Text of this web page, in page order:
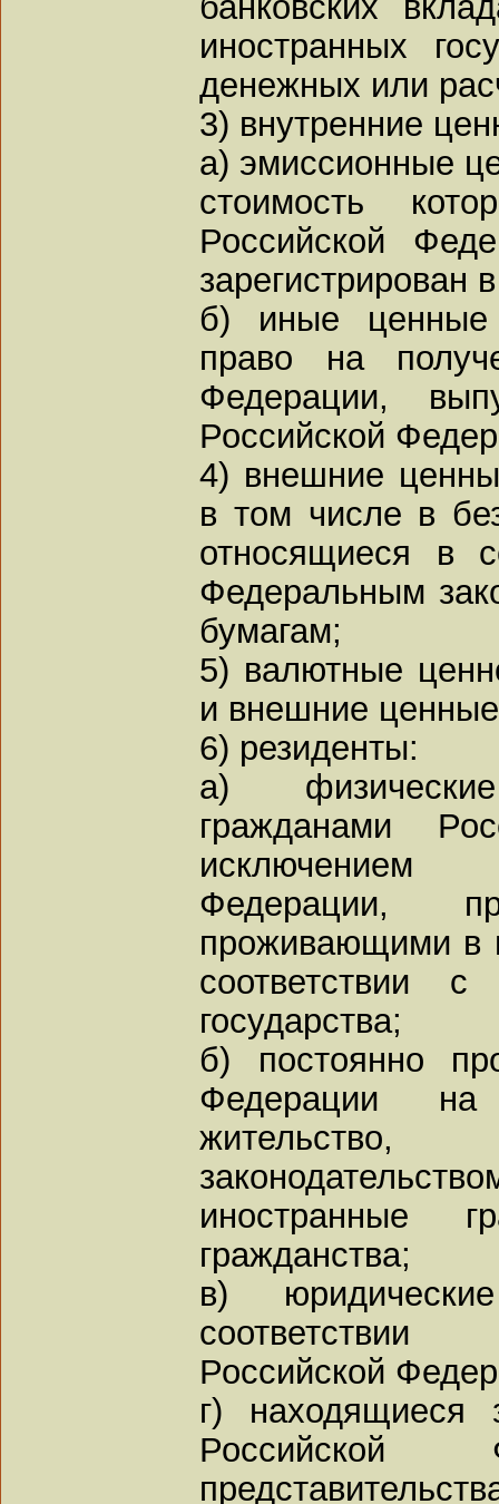
иностранных
денежных или
3) внутренние
а) эмиссионные
стоимость
Российской
зарегистрирован
б) иные ценные
право на
Федерации,
Российской
4) внешние
в том числе в
относящиеся в
Федеральным
бумагам;
5) валютные
и внешние
6) резиденты:
а)
гражданами
исключением
Федерации,
проживающими в
соответствии с
государства;
б) постоянно
Федерации
иностранные
гражданства;
в)
Российской
г) находящиеся
Российской